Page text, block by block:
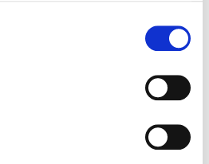
albo organizacji rzeczy
wysokość i kąt nachylenia
ograniczając ilość miejsca